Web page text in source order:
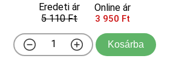
Eredeti ár
5 110 Ft
Online ár
3 950 Ft
Kosárba